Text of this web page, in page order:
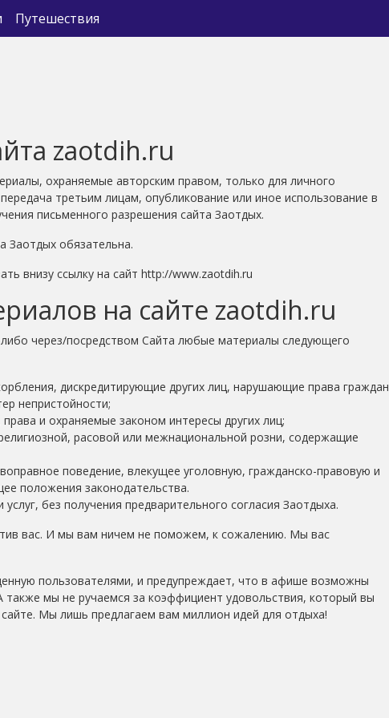
Путешествия
zaotdih.ru
охраняемые авторским правом, только для личного
третьим лицам, опубликование или иное использование в
письменного разрешения сайта Заотдых.
Заотдых обязательна.
внизу cсылку на сайт http://www.zaotdih.ru
на сайте zaotdih.ru
через/посредством Сайта любые материалы следующего
дискредитирующие других лиц, нарушающие права граждан
непристойности;
и охраняемые законом интересы других лиц;
расовой или межнациональной розни, содержащие
поведение, влекущее уголовную, гражданско-правовую и
положения законодательства.
без получения предварительного согласия Заотдыха.
вас. И мы вам ничем не поможем, к сожалению. Мы вас
пользователями, и предупреждает, что в афише возможны
мы не ручаемся за коэффициент удовольствия, который вы
Мы лишь предлагаем вам миллион идей для отдыха!